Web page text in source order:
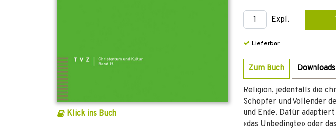
Klick ins Buch
Expl.
Lieferbar
Zum Buch Downloads
Religion, jedenfalls die
Schöpfer und Vollender
und Ende. Dafür
«das Unbedingte» oder